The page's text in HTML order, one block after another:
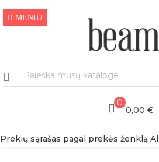
MENIU
0
0,00 €
Prekių sąrašas pagal prekės ženklą